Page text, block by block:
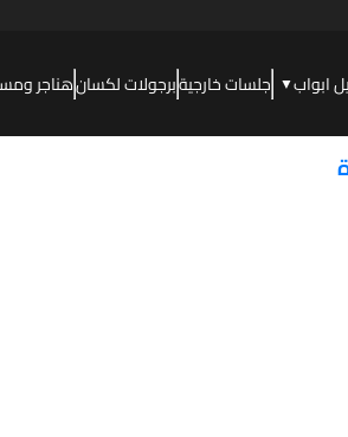
ابواب▼ جلسات خارجيةبرجولات لكسانهناجر